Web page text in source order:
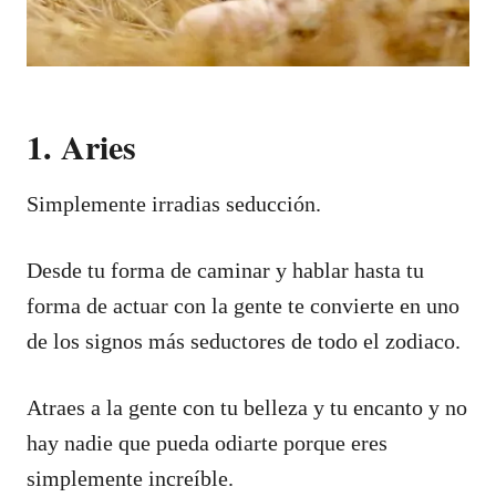
1. Aries
Simplemente irradias seducción.
Desde tu forma de caminar y hablar hasta tu
forma de actuar con la gente te convierte en uno
de los signos más seductores de todo el zodiaco.
Atraes a la gente con tu belleza y tu encanto y no
hay nadie que pueda odiarte porque eres
simplemente increíble.